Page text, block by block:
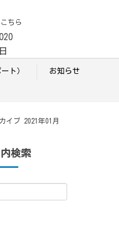
ちら
ト） お知らせ
イブ 2021年01月
検索